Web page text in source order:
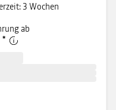
3 Wochen
ab
*